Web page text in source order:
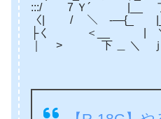
:::/ 7 Ｙ´ |__ 了::.::.//
〈| / ＼ -―{_ ￣|_::.::ﾚ
├く ＜__ | ＼｢::.:_ｊ
｜ > 下 ＿ ＼ ｊ::.:ﾉ